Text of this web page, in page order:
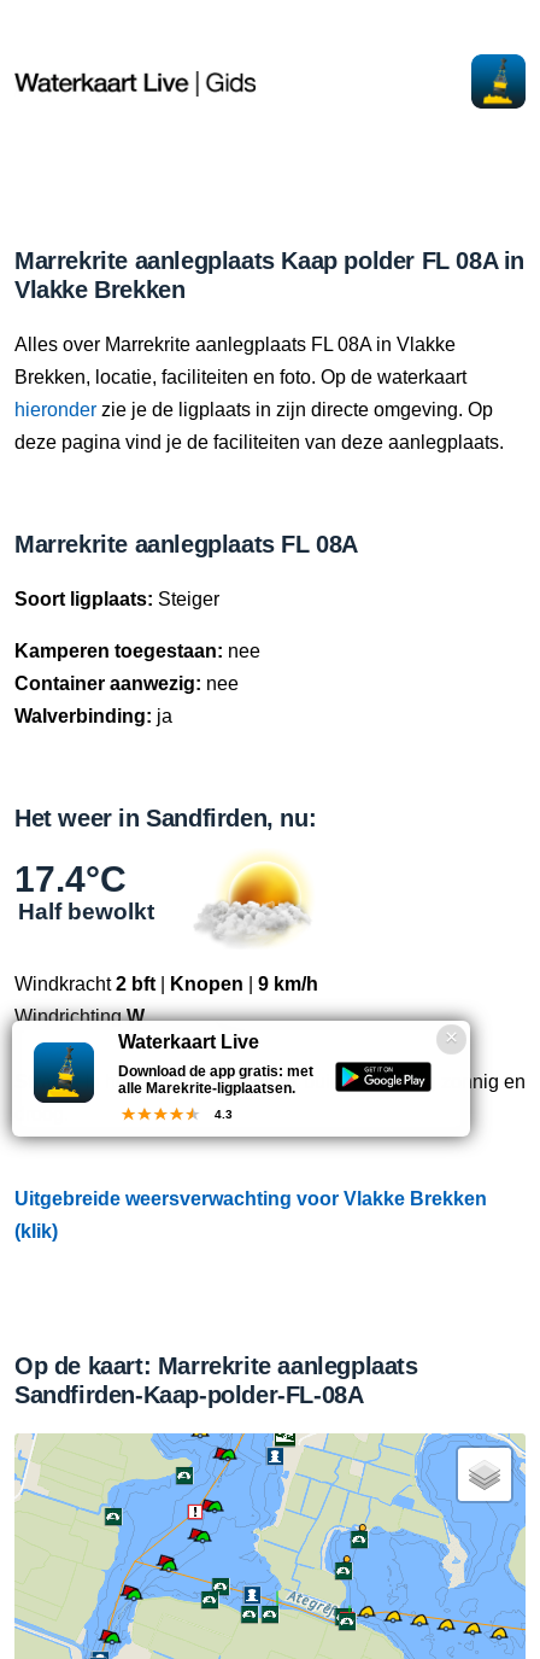
Marrekrite aanlegplaats Kaap polder FL 08A in
Vlakke Brekken
Alles over Marrekrite aanlegplaats FL 08A in Vlakke
Brekken, locatie, faciliteiten en foto. Op de waterkaart
hieronder zie je de ligplaats in zijn directe omgeving. Op
deze pagina vind je de faciliteiten van deze aanlegplaats.
Marrekrite aanlegplaats FL 08A
Soort ligplaats: Steiger
Kamperen toegestaan: nee
Container aanwezig: nee
Walverbinding: ja
Het weer in Sandfirden, nu:
17.4°C
Half bewolkt
Windkracht2 bft Knopen
9 km/h
WindrichtingW
Straks:In het noorden plaatselijk buien, zaterdag zonnig en
Uitgebreide weersverwachting voor Vlakke Brekken
(klik)
Op de kaart: Marrekrite aanlegplaats
Sandfirden-Kaap-polder-FL-08A
Waterkaart Live
Download de app gratis: met
alle Marekrite-ligplaatsen.
4.3